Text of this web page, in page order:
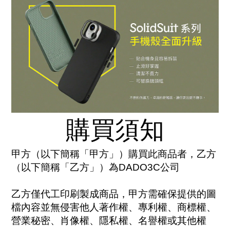
購買須知
甲方（以下簡稱「甲方」）購買此商品者，乙方
（以下簡稱「乙方」）為DADO3C公司
乙方僅代工印刷製成商品，甲方需確保提供的圖
檔內容並無侵害他人著作權、專利權、商標權、
營業秘密、肖像權、隱私權、名譽權或其他權